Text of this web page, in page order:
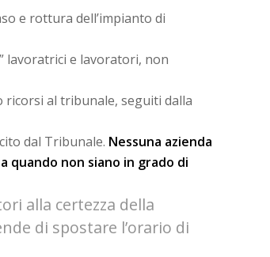
e rottura dell’impianto di
lavoratrici e lavoratori, non
al tribunale, seguiti dalla
dal Tribunale. Nessuna azienda
quando non siano in grado di
alla certezza della
di spostare l’orario di